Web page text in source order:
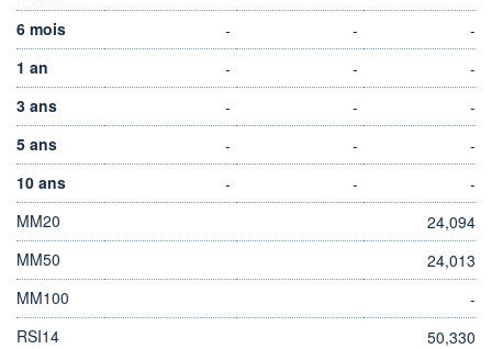
6 mois
- -
-
1 an
- -
-
3 ans
- -
-
5 ans
- -
-
10 ans
- -
-
MM20
24,094
MM50
24,013
MM100
-
RSI14
50,330